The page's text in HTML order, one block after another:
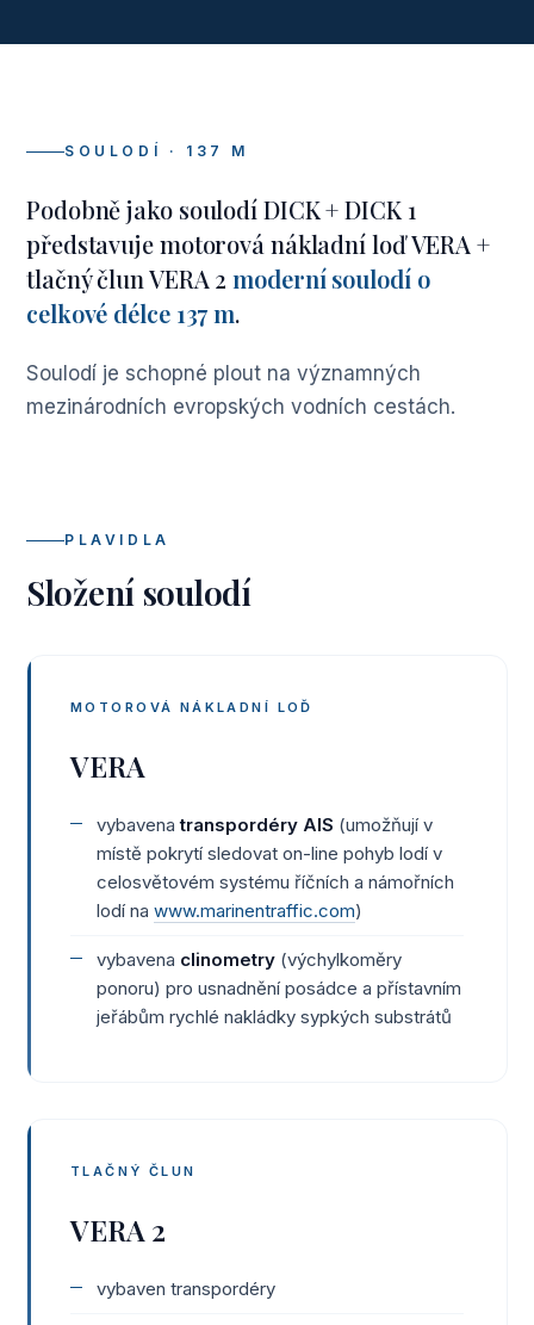
SOULODÍ · 137 M
Podobně jako soulodí DICK + DICK 1
představuje motorová nákladní loď VERA +
tlačný člun VERA 2moderní soulodí o
celkové délce 137 m.
Soulodí je schopné plout na významných
mezinárodních evropských vodních cestách.
PLAVIDLA
Složení soulodí
MOTOROVÁ NÁKLADNÍ LOĎ
VERA
vybavenatranspordéry AIS (umožňují v
místě pokrytí sledovat on-line pohyb lodí v
celosvětovém systému říčních a námořních
lodí na www.marinentraffic.com)
vybavena clinometry (výchylkoměry
ponoru) pro usnadnění posádce a přístavním
jeřábům rychlé nakládky sypkých substrátů
TLAČNÝ ČLUN
VERA 2
vybaven transpordéry